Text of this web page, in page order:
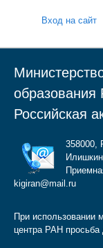
Вход на сайт
образования
Российская
358000,
kigiran@mail.ru
При использовании
центра РАН просьба